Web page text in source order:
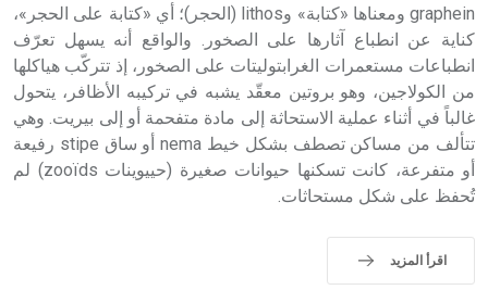
- هل تعلم أن الأبجدية الكنعانية تتألف من /22/ علامة كتابية
sign تكتب منفصلة غير متصلة، وتعتمد المبدأ الأكوروفوني،
حيث تقتصر القيمة الصوتية للعلامة الك
graphein ومعناها «كتابة» وlithos (الحجر)؛ أي «كتابة على الحجر»،
كناية عن انطباع آثارها على الصخور. والواقع أنه يسهل تعرّف
انطباعات مستعمرات الغرابتوليتات على الصخور، إذ تتركّب هياكلها
من الكولاجين، وهو بروتين معقّد يشبه في تركيبه الأظافر، يتحول
غالباً في أثناء عملية الاستحاثة إلى مادة متفحمة أو إلى بيريت. وهي
تتألف من مساكن تصطف بشكل خيط nema أو ساق stipe رفيعة
أو متفرعة، كانت تسكنها حيوانات صغيرة (حييوينات zooïds) لم
تُحفظ على شكل مستحاثات.
اقرأ المزيد